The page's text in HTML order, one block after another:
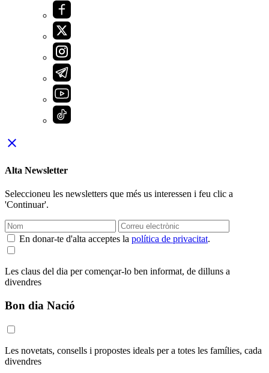
close
Alta Newsletter
Seleccioneu les newsletters que més us interessen i feu clic a
'Continuar'.
En donar-te d'alta acceptes la política de privacitat.
Les claus del dia per començar-lo ben informat, de dilluns a
divendres
Bon dia Nació
Les novetats, consells i propostes ideals per a totes les famílies, cada
divendres